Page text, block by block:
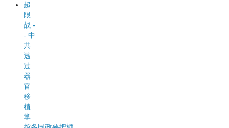
超
限
战 -
- 中
共
透
过
器
官
移
植
掌